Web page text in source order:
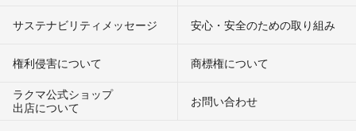
サステナビリティメッセージ 安心・安全のための取り組み
権利侵害について
商標権について
ラクマ公式ショップ
出店について
お問い合わせ